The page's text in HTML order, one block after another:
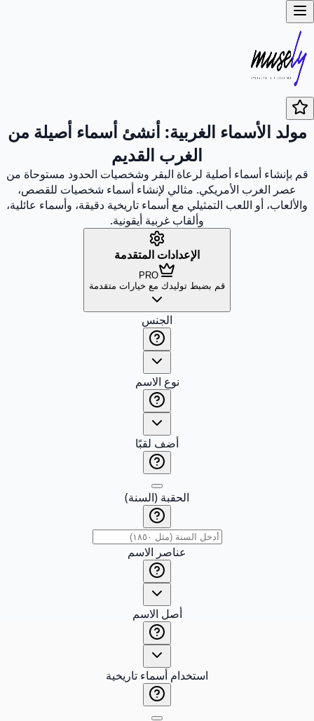
مولد الأسماء الغربية: أنشئ أسماء أصيلة من
الغرب القديم
قم بإنشاء أسماء أصلية لرعاة البقر وشخصيات الحدود مستوحاة من
عصر الغرب الأمريكي. مثالي لإنشاء أسماء شخصيات للقصص،
والألعاب، أو اللعب التمثيلي مع أسماء تاريخية دقيقة، وأسماء عائلية،
وألقاب غربية أيقونية.
الإعدادات المتقدمة
PRO
قم بضبط توليدك مع خيارات متقدمة
الجنس
نوع الاسم
أضف لقبًا
الحقبة (السنة)
عناصر الاسم
أصل الاسم
استخدام أسماء تاريخية